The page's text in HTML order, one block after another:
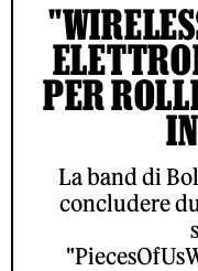
PER
La band di
concludere